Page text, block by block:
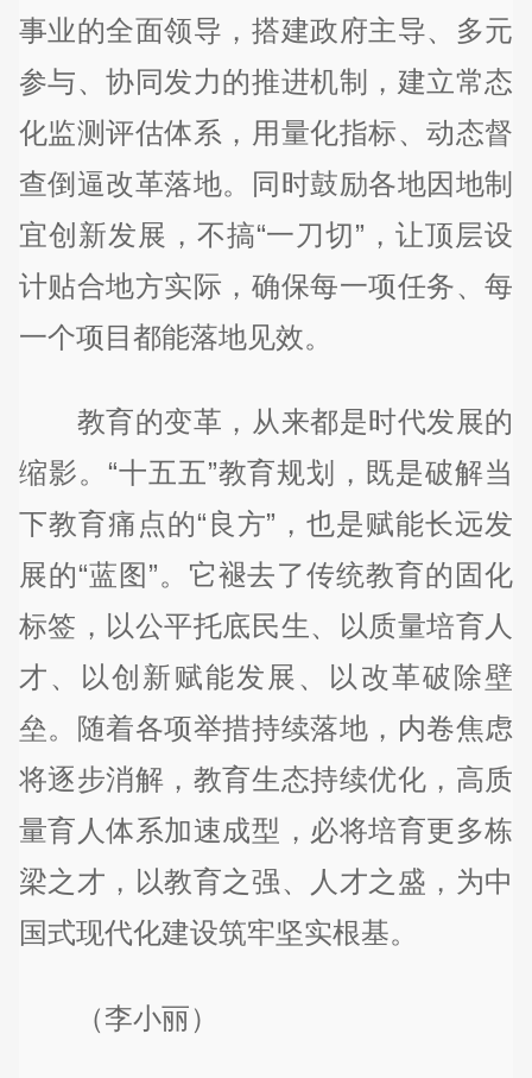
事业的全面领导，搭建政府主导、多元
参与、协同发力的推进机制，建立常态
化监测评估体系，用量化指标、动态督
查倒逼改革落地。同时鼓励各地因地制
宜创新发展，不搞“一刀切”，让顶层设
计贴合地方实际，确保每一项任务、每
一个项目都能落地见效。
教育的变革，从来都是时代发展的
缩影。“十五五”教育规划，既是破解当
下教育痛点的“良方”，也是赋能长远发
展的“蓝图”。它褪去了传统教育的固化
标签，以公平托底民生、以质量培育人
才、以创新赋能发展、以改革破除壁
垒。随着各项举措持续落地，内卷焦虑
将逐步消解，教育生态持续优化，高质
量育人体系加速成型，必将培育更多栋
梁之才，以教育之强、人才之盛，为中
国式现代化建设筑牢坚实根基。
（李小丽）